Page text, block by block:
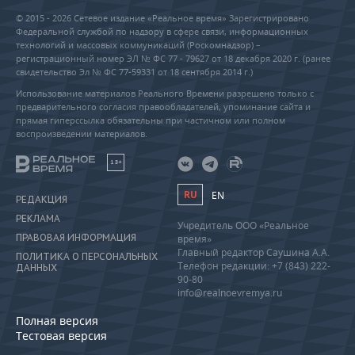
© 2015 - 2026 Сетевое издание «Реальное время» Зарегистрировано
Федеральной службой по надзору в сфере связи, информационных
технологий и массовых коммуникаций (Роскомнадзор) –
регистрационный номер ЭЛ № ФС 77 - 79627 от 18 декабря 2020 г. (ранее
свидетельство Эл № ФС 77-59331 от 18 сентября 2014 г.)
Использование материалов Реального Времени разрешено только с
предварительного согласия правообладателей, упоминание сайта и
прямая гиперссылка обязательны при частичном или полном
воспроизведении материалов.
18+
РЕДАКЦИЯ
РЕКЛАМА
ПРАВОВАЯ ИНФОРМАЦИЯ
ПОЛИТИКА О ПЕРСОНАЛЬНЫХ
ДАННЫХ
Полная версия
Тестовая версия
RU EN
Учредитель ООО «Реальное
время»
Главный редактор Саушина А.А.
Телефон редакции: +7 (843) 222-
90-80
info@realnoevremya.ru